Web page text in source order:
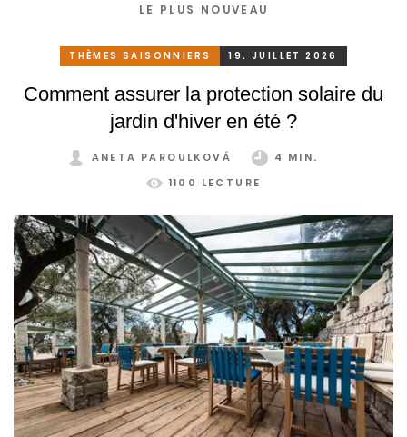
LE PLUS NOUVEAU
THÈMES SAISONNIERS 19. JUILLET 2026
Comment assurer la protection solaire du
jardin d'hiver en été ?
ANETA PAROULKOVÁ
4 MIN.
1100 LECTURE